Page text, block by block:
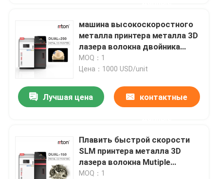
машина высокоскоростного
металла принтера металла 3D
лазера волокна двойника
14000mm/s плавя
MOQ：1
Цена：1000 USD/unit
Лучшая цена контактные
Плавить быстрой скорости
SLM принтера металла 3D
лазера волокна Mutiple
двойной
MOQ：1